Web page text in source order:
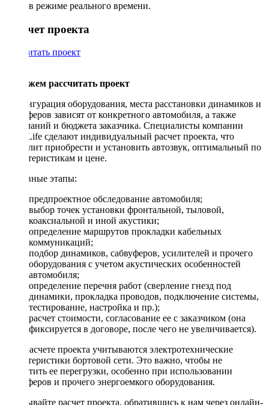
в режиме реального времени.
Рассчет проекта
Рассчитать проект
Поможем рассчитать проект
Конфигурация оборудования, места расстановки динамиков и
сабвуферов зависят от конкретного автомобиля, а также
пожеланий и бюджета заказчика. Специалисты компании
DriveLife сделают индивидуальный расчет проекта, что
позволит приобрести и установить автозвук, оптимальный по
характеристикам и цене.
Основные этапы:
предпроектное обследование автомобиля;
выбор точек установки фронтальной, тыловой,
коаксиальной и иной акустики;
определение маршрутов прокладки кабельных
коммуникаций;
подбор динамиков, сабвуферов, усилителей и прочего
оборудования с учетом акустических особенностей
автомобиля;
определение перечня работ (сверление гнезд под
динамики, прокладка проводов, подключение системы,
тестирование, настройка и пр.);
расчет стоимости, согласование ее с заказчиком (она
фиксируется в договоре, после чего не увеличивается).
При расчете проекта учитываются электротехнические
характеристики бортовой сети. Это важно, чтобы не
допустить ее перегрузки, особенно при использовании
сабвуферов и прочего энергоемкого оборудования.
Заказывайте расчет проекта, обратившись к нам через онлайн-